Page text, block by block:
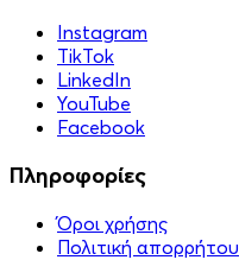
Instagram
TikTok
LinkedIn
YouTube
Facebook
Πληροφορίες
Όροι χρήσης
Πολιτική απορρήτου